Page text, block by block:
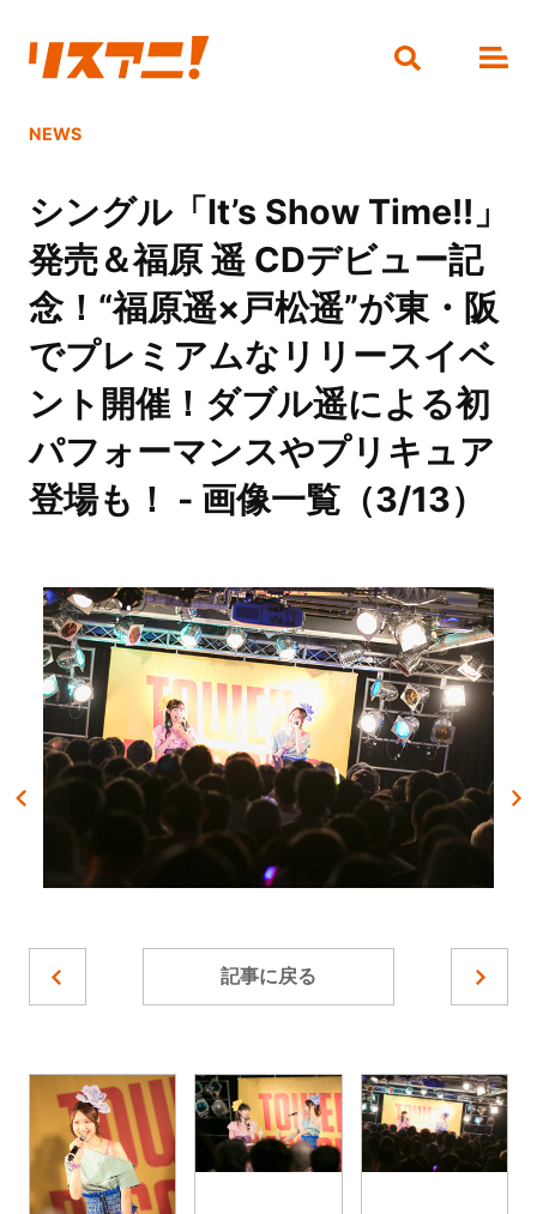
NEWS
シングル「It’s Show Time!!」
発売＆福原 遥 CDデビュー記
念！“福原遥×戸松遥”が東・阪
でプレミアムなリリースイベ
ント開催！ダブル遥による初
パフォーマンスやプリキュア
登場も！ - 画像一覧（3/13）
記事に戻る